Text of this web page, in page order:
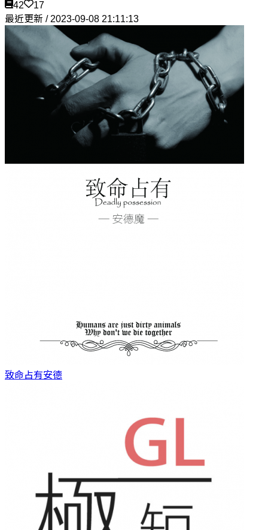
42
17
最近更新 / 2023-09-08 21:11:13
致命占有安德